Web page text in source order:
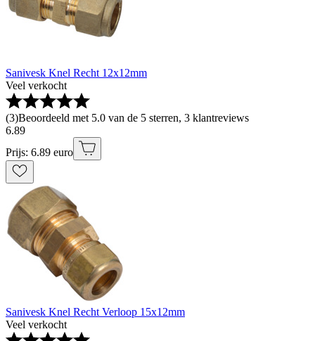
Sanivesk Knel Recht 12x12mm
Veel verkocht
(3)Beoordeeld met 5.0 van de 5 sterren, 3 klantreviews
6.89
Prijs: 6.89 euro
Sanivesk Knel Recht Verloop 15x12mm
Veel verkocht